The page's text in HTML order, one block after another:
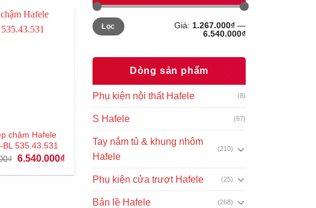
chậm Hafele
BL 535.43.531
₫ Giá
là:
6.540.000₫Giá
tại
Giá
tối
thiểu
Giá
tối
đa
Lọc Giá: 1.267.000₫ —
6.540.000₫
Dòng sản phẩm
Phụ kiện nội thất Hafele (8)
S Hafele (67)
Tay nắm tủ & khung nhôm
Hafele
(210)
Phụ kiện cửa trượt Hafele (25)
Bản lề Hafele (268)